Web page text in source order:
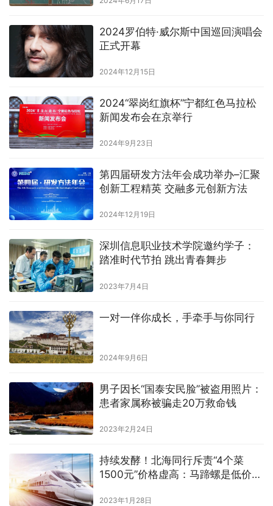
2024罗伯特·威尔斯中国巡回演唱会
正式开幕
2024年12月15日
2024“翠岗红旗杯”宁都红色马拉松
新闻发布会在京举行
2024年9月23日
第四届研发方法年会成功举办–汇聚
创新工程精英 交融多元创新方法
2024年12月19日
深圳信息职业技术学院邀约学子：
踏准时代节拍 跳出青春舞步
2023年7月4日
一对一伴你成长，手牵手与你同行
2024年9月6日
男子因长“国泰安民脸”被盗用照片：
患者家属称被骗走20万救命钱
2023年2月24日
持续发酵！北海同行斥责“4个菜
1500元”价格虚高：马蹄螺是低价海
2023年1月28日